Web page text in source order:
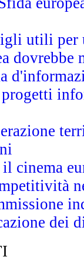
utili per
il cinema
dei